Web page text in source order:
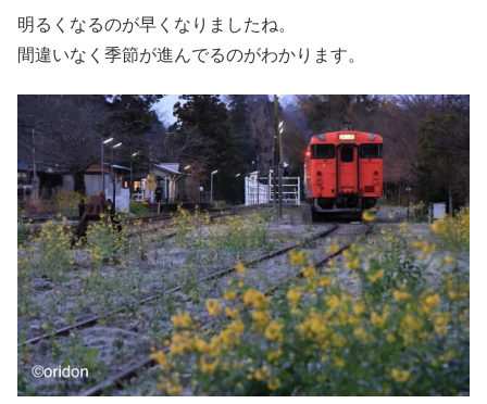
明るくなるのが早くなりましたね。
間違いなく季節が進んでるのがわかります。